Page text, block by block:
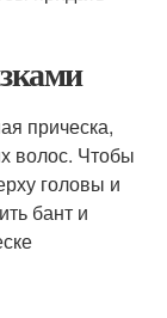
прическа,
волос. Чтобы
головы и
бант и